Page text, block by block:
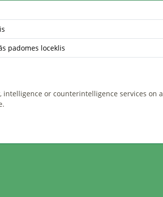
padomes loceklis
intelligence or counterintelligence services on a